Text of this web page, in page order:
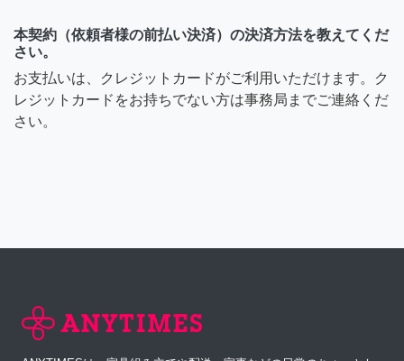
本契約（依頼者様の前払い決済）の決済方法を教えてくだ
さい。
お支払いは、クレジットカードがご利用いただけます。ク
レジットカードをお持ちでない方は事務局までご連絡くだ
さい。